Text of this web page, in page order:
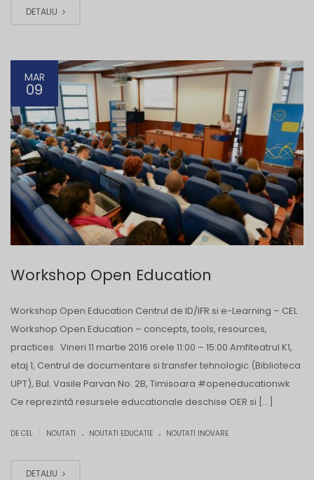
DETALIU
MAR
09
Workshop Open Education
Workshop Open Education Centrul de ID/IFR si e-Learning – CEL
Workshop Open Education – concepts, tools, resources,
practices Vineri 11 martie 2016 orele 11:00 – 15:00 Amfiteatrul K1,
etaj 1, Centrul de documentare si transfer tehnologic (Biblioteca
UPT), Bul. Vasile Parvan No. 2B, Timisoara #openeducationwk
Ce reprezintă resursele educationale deschise OER si […]
DE CEL NOUTATI . NOUTATI EDUCATIE . NOUTATI INOVARE
DETALIU